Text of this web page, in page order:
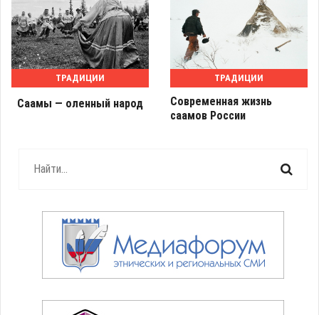
ТРАДИЦИИ
Саамы — оленный народ
ТРАДИЦИИ
Современная жизнь
саамов России